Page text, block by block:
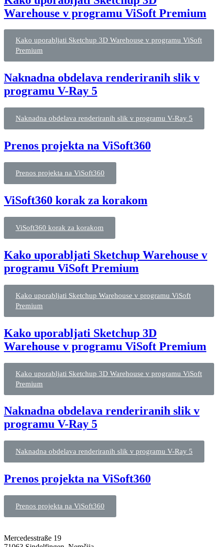
Warehouse v programu ViSoft Premium
Kako uporabljati Sketchup 3D Warehouse v programu ViSoft
Premium
Naknadna obdelava renderiranih slik v
programu V-Ray 5
Naknadna obdelava renderiranih slik v programu V-Ray 5
Prenos projekta na ViSoft360
Prenos projekta na ViSoft360
ViSoft360 korak za korakom
ViSoft360 korak za korakom
Kako uporabljati Sketchup Warehouse v
programu ViSoft Premium
Kako uporabljati Sketchup Warehouse v programu ViSoft
Premium
Kako uporabljati Sketchup 3D
Warehouse v programu ViSoft Premium
Kako uporabljati Sketchup 3D Warehouse v programu ViSoft
Premium
Naknadna obdelava renderiranih slik v
programu V-Ray 5
Naknadna obdelava renderiranih slik v programu V-Ray 5
Prenos projekta na ViSoft360
Prenos projekta na ViSoft360
Mercedesstraße 19